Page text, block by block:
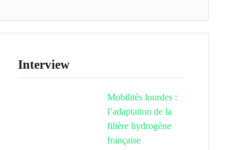
Interview
Mobilités lourdes :
l’adaptation de la
filière hydrogène
française